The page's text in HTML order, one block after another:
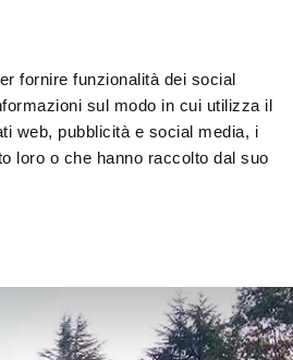
fornire funzionalità dei social
sul modo in cui utilizza il
web, pubblicità e social media, i
loro o che hanno raccolto dal suo
INFOTEKA